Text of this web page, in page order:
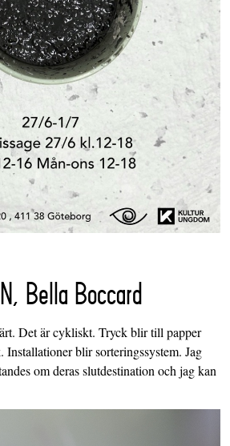
Bella Boccard
Det är cykliskt. Tryck blir till papper
blir sorteringssystem. Jag
om deras slutdestination och jag kan